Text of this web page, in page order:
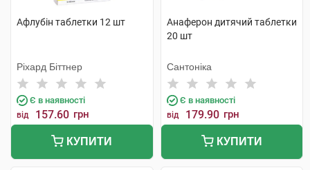
Афлубін таблетки 12 шт
Ріхард Біттнер
Є в наявності
від 157.60 грн
КУПИТИ
Анаферон дитячий таблетки
20 шт
Сантоніка
Є в наявності
від 179.90 грн
КУПИТИ